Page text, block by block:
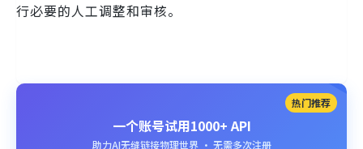
行必要的人工调整和审核。
热门推荐
一个账号试用1000+ API
助力AI无缝链接物理世界 · 无需多次注册